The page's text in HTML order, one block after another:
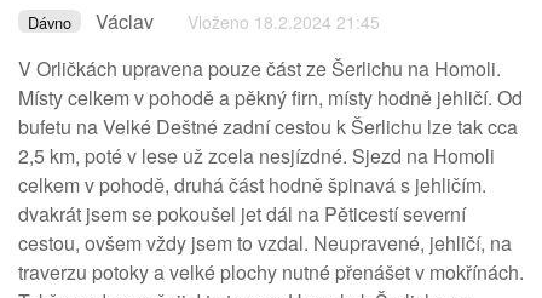
Dávno Václav Vloženo 18.2.2024 21:45
V Orličkách upravena pouze část ze Šerlichu na Homoli.
Místy celkem v pohodě a pěkný firn, místy hodně jehličí. Od
bufetu na Velké Deštné zadní cestou k Šerlichu lze tak cca
2,5 km, poté v lese už zcela nesjízdné. Sjezd na Homoli
celkem v pohodě, druhá část hodně špinavá s jehličím.
dvakrát jsem se pokoušel jet dál na Pěticestí severní
cestou, ovšem vždy jsem to vzdal. Neupravené, jehličí, na
traverzu potoky a velké plochy nutné přenášet v mokřínách.